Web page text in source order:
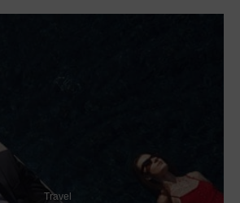
Travel